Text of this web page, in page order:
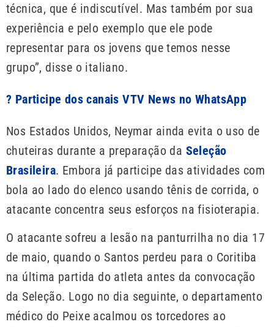
técnica, que é indiscutível. Mas também por sua
experiência e pelo exemplo que ele pode
representar para os jovens que temos nesse
grupo”, disse o italiano.
? Participe dos canais VTV News no WhatsApp
Nos Estados Unidos, Neymar ainda evita o uso de
chuteiras durante a preparação da Seleção
Brasileira. Embora já participe das atividades com
bola ao lado do elenco usando tênis de corrida, o
atacante concentra seus esforços na fisioterapia.
O atacante sofreu a lesão na panturrilha no dia 17
de maio, quando o Santos perdeu para o Coritiba
na última partida do atleta antes da convocação
da Seleção. Logo no dia seguinte, o departamento
médico do Peixe acalmou os torcedores ao